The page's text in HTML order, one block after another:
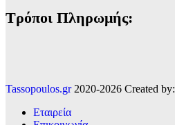
Τρόποι Πληρωμής:
Tassopoulos.gr2020-2026 Created by:
Εταιρεία